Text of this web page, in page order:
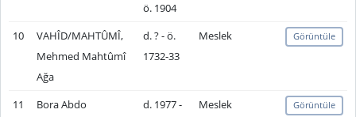
ö. 1904
10
VAHÎD/MAHTÛMÎ,
Mehmed Mahtûmî
Ağa
d. ? - ö.
1732-33
Meslek Görüntüle
11 Bora Abdo
d. 1977 -
Meslek Görüntüle